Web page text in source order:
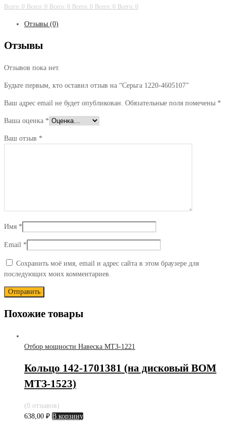
Всего: 0 Всего: 0 Всего: 0 Всего: 0 Всего: 0 Всего: 0
Отзывы (0)
Отзывы
Отзывов пока нет.
Будьте первым, кто оставил отзыв на “Серьга 1220-4605107”
Ваш адрес email не будет опубликован. Обязательные поля помечены *
Ваша оценка *
Ваш отзыв *
Имя *
Email *
Сохранить моё имя, email и адрес сайта в этом браузере для
последующих моих комментариев.
Похожие товары
Отбор мощности Навеска МТЗ-1221
Кольцо 142-1701381 (на дисковый ВОМ
МТЗ-1523)
(0 отзывов)
638,00 ₽ В корзину